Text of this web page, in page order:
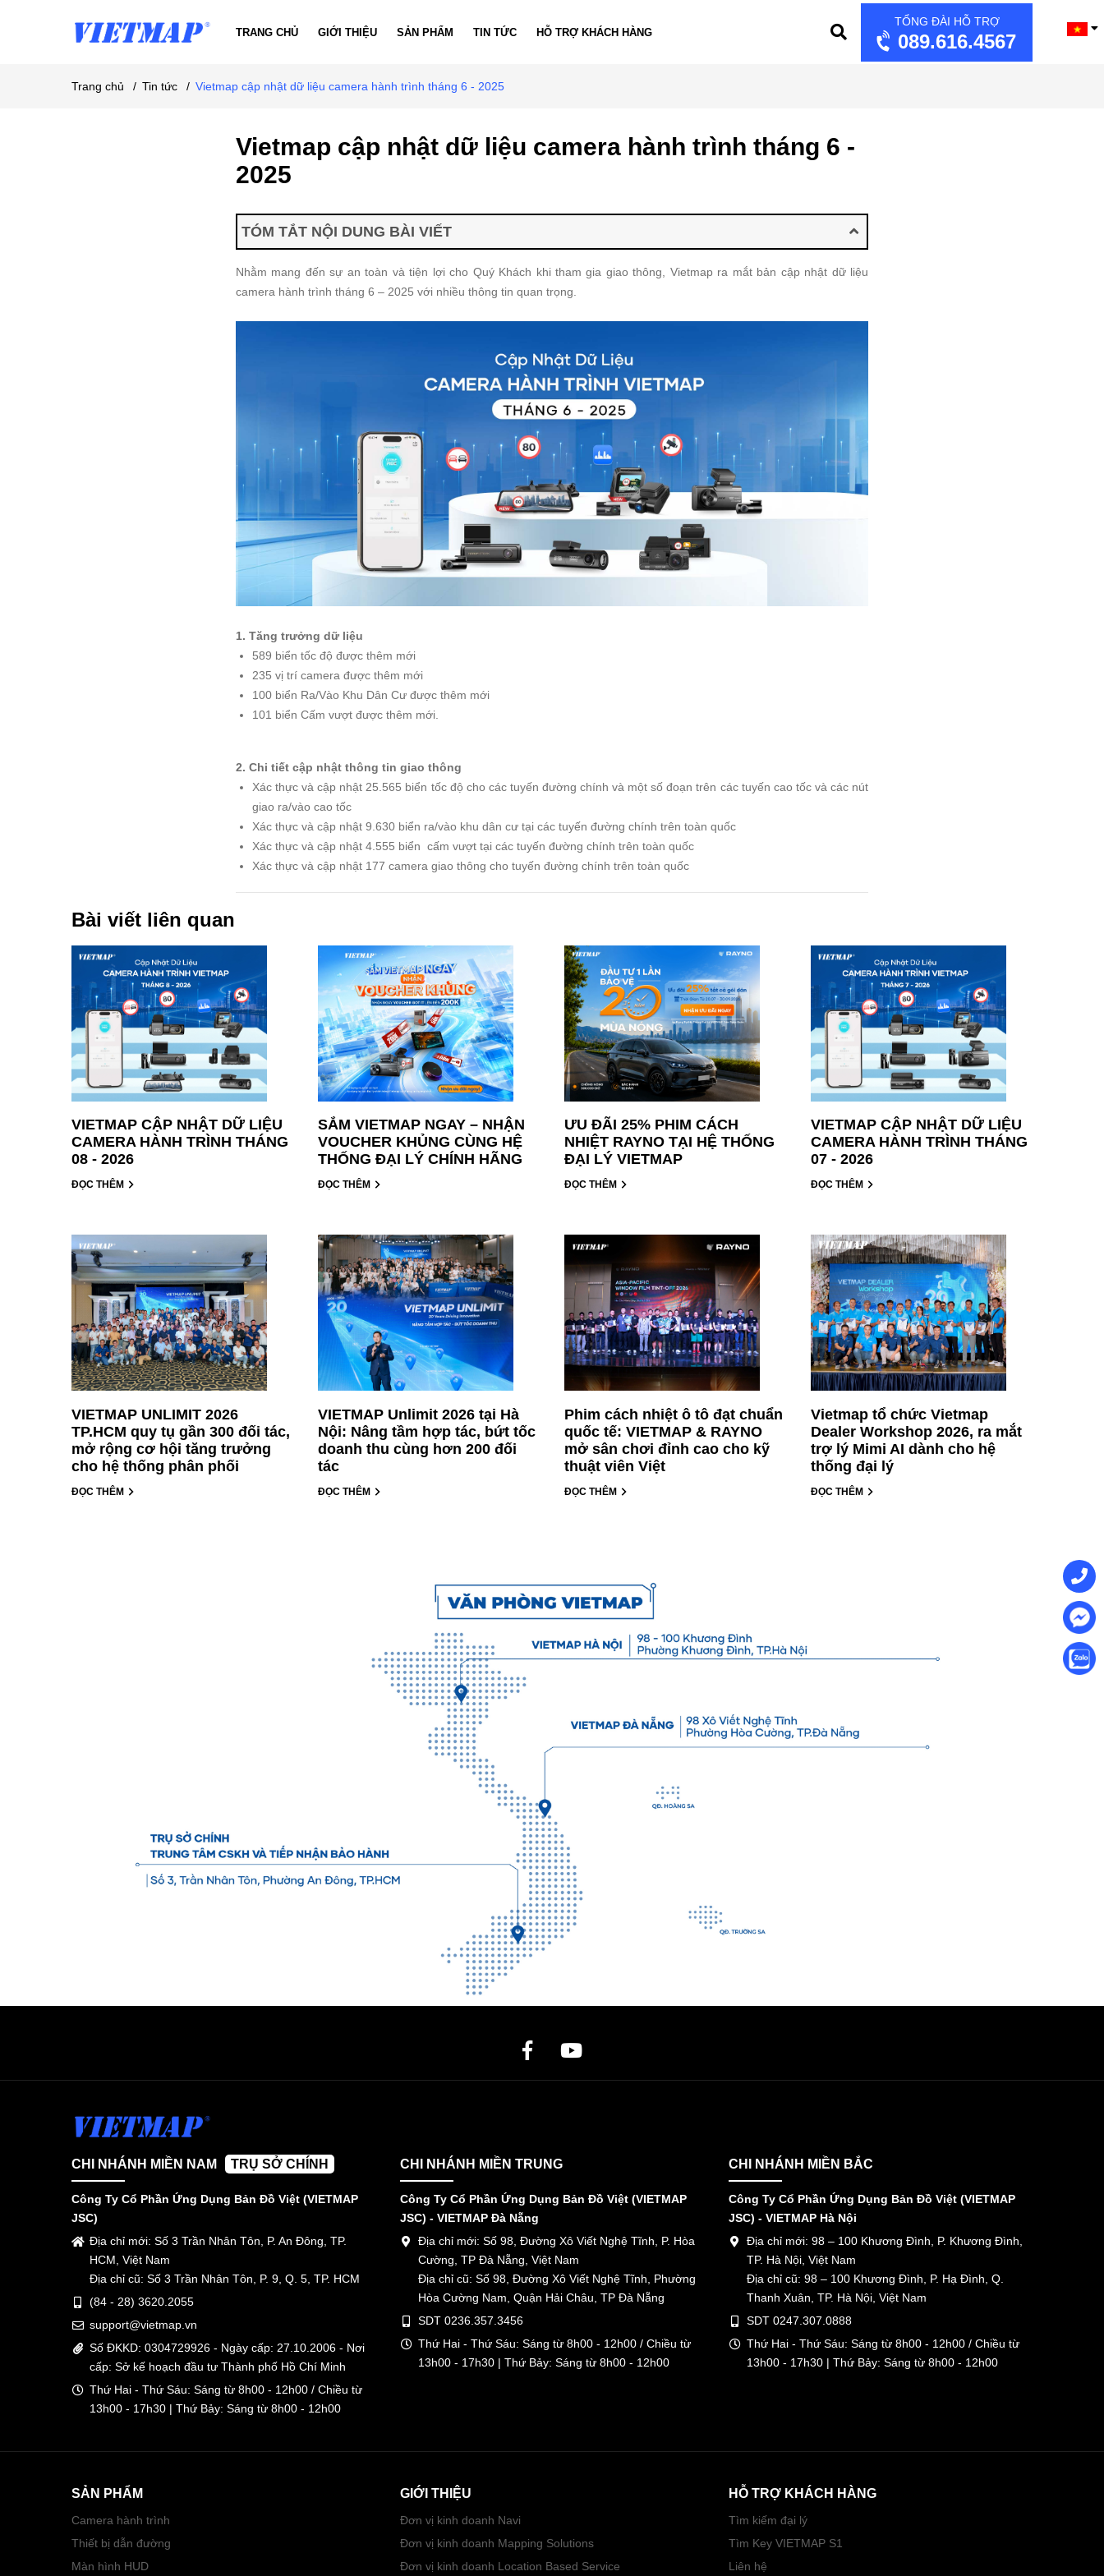
TRANG CHỦ GIỚI THIỆU SẢN PHẨM TIN TỨC HỖ TRỢ KHÁCH HÀNG
TỔNG ĐÀI HỖ TRỢ
089.616.4567
Trang chủ / Tin tức / Vietmap cập nhật dữ liệu camera hành trình tháng 6 - 2025
Vietmap cập nhật dữ liệu camera hành trình tháng 6 -
2025
TÓM TẮT NỘI DUNG BÀI VIẾT
Nhằm mang đến sự an toàn và tiện lợi cho Quý Khách khi tham gia giao thông, Vietmap ra mắt bản cập nhật dữ liệu
camera hành trình tháng 6 – 2025 với nhiều thông tin quan trọng.
1. Tăng trưởng dữ liệu
589 biển tốc độ được thêm mới
235 vị trí camera được thêm mới
100 biển Ra/Vào Khu Dân Cư được thêm mới
101 biển Cấm vượt được thêm mới.
2. Chi tiết cập nhật thông tin giao thông
Xác thực và cập nhật 25.565 biển tốc độ cho các tuyến đường chính và một số đoạn trên các tuyến cao tốc và các nút
giao ra/vào cao tốc
Xác thực và cập nhật 9.630 biển ra/vào khu dân cư tại các tuyến đường chính trên toàn quốc
Xác thực và cập nhật 4.555 biển cấm vượt tại các tuyến đường chính trên toàn quốc
Xác thực và cập nhật 177 camera giao thông cho tuyến đường chính trên toàn quốc
Bài viết liên quan
VIETMAP CẬP NHẬT DỮ LIỆU
CAMERA HÀNH TRÌNH THÁNG
08 - 2026
ĐỌC THÊM
SẮM VIETMAP NGAY – NHẬN
VOUCHER KHỦNG CÙNG HỆ
THỐNG ĐẠI LÝ CHÍNH HÃNG
ĐỌC THÊM
ƯU ĐÃI 25% PHIM CÁCH
NHIỆT RAYNO TẠI HỆ THỐNG
ĐẠI LÝ VIETMAP
ĐỌC THÊM
VIETMAP CẬP NHẬT DỮ LIỆU
CAMERA HÀNH TRÌNH THÁNG
07 - 2026
ĐỌC THÊM
VIETMAP UNLIMIT 2026
TP.HCM quy tụ gần 300 đối tác,
mở rộng cơ hội tăng trưởng
cho hệ thống phân phối
ĐỌC THÊM
VIETMAP Unlimit 2026 tại Hà
Nội: Nâng tầm hợp tác, bứt tốc
doanh thu cùng hơn 200 đối
tác
ĐỌC THÊM
Phim cách nhiệt ô tô đạt chuẩn
quốc tế: VIETMAP & RAYNO
mở sân chơi đỉnh cao cho kỹ
thuật viên Việt
ĐỌC THÊM
Vietmap tổ chức Vietmap
Dealer Workshop 2026, ra mắt
trợ lý Mimi AI dành cho hệ
thống đại lý
ĐỌC THÊM
CHI NHÁNH MIỀN NAM TRỤ SỞ CHÍNH
Công Ty Cổ Phần Ứng Dụng Bản Đồ Việt (VIETMAP
JSC)
Địa chỉ mới: Số 3 Trần Nhân Tôn, P. An Đông, TP.
HCM, Việt Nam
Địa chỉ cũ: Số 3 Trần Nhân Tôn, P. 9, Q. 5, TP. HCM
(84 - 28) 3620.2055
support@vietmap.vn
Số ĐKKD: 0304729926 - Ngày cấp: 27.10.2006 - Nơi
cấp: Sở kế hoạch đầu tư Thành phố Hồ Chí Minh
Thứ Hai - Thứ Sáu: Sáng từ 8h00 - 12h00 / Chiều từ
13h00 - 17h30 | Thứ Bảy: Sáng từ 8h00 - 12h00
CHI NHÁNH MIỀN TRUNG
Công Ty Cổ Phần Ứng Dụng Bản Đồ Việt (VIETMAP
JSC) - VIETMAP Đà Nẵng
Địa chỉ mới: Số 98, Đường Xô Viết Nghệ Tĩnh, P. Hòa
Cường, TP Đà Nẵng, Việt Nam
Địa chỉ cũ: Số 98, Đường Xô Viết Nghệ Tĩnh, Phường
Hòa Cường Nam, Quận Hải Châu, TP Đà Nẵng
SDT 0236.357.3456
Thứ Hai - Thứ Sáu: Sáng từ 8h00 - 12h00 / Chiều từ
13h00 - 17h30 | Thứ Bảy: Sáng từ 8h00 - 12h00
CHI NHÁNH MIỀN BẮC
Công Ty Cổ Phần Ứng Dụng Bản Đồ Việt (VIETMAP
JSC) - VIETMAP Hà Nội
Địa chỉ mới: 98 – 100 Khương Đình, P. Khương Đình,
TP. Hà Nội, Việt Nam
Địa chỉ cũ: 98 – 100 Khương Đình, P. Hạ Đình, Q.
Thanh Xuân, TP. Hà Nội, Việt Nam
SDT 0247.307.0888
Thứ Hai - Thứ Sáu: Sáng từ 8h00 - 12h00 / Chiều từ
13h00 - 17h30 | Thứ Bảy: Sáng từ 8h00 - 12h00
SẢN PHẨM
Camera hành trình
Thiết bị dẫn đường
Màn hình HUD
GIỚI THIỆU
Đơn vị kinh doanh Navi
Đơn vị kinh doanh Mapping Solutions
Đơn vị kinh doanh Location Based Service
HỖ TRỢ KHÁCH HÀNG
Tìm kiếm đại lý
Tìm Key VIETMAP S1
Liên hệ